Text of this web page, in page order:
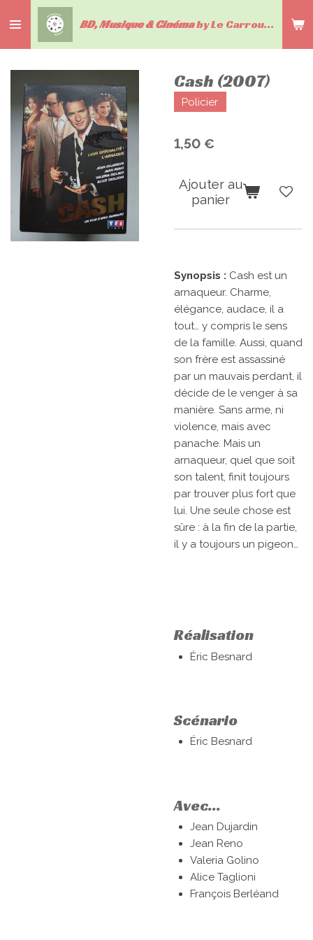
au
contenu
BD, Musique & Cinémaby Le Carrousel du livre
Cash (2007)
Policier
1,50 €
Ajouter au
panier
Synopsis : Cash est un
arnaqueur. Charme,
élégance, audace, il a
tout… y compris le sens
de la famille. Aussi, quand
son frère est assassiné
par un mauvais perdant, il
décide de le venger à sa
manière. Sans arme, ni
violence, mais avec
panache. Mais un
arnaqueur, quel que soit
son talent, finit toujours
par trouver plus fort que
lui. Une seule chose est
sûre : à la fin de la partie,
il y a toujours un pigeon…
Réalisation
Éric Besnard
Scénario
Éric Besnard
Avec...
Jean Dujardin
Jean Reno
Valeria Golino
Alice Taglioni
François Berléand